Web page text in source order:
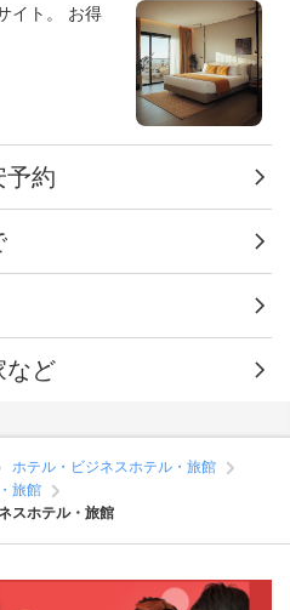
ホテル・ビジネスホテル・旅館
旅館
スホテル・旅館